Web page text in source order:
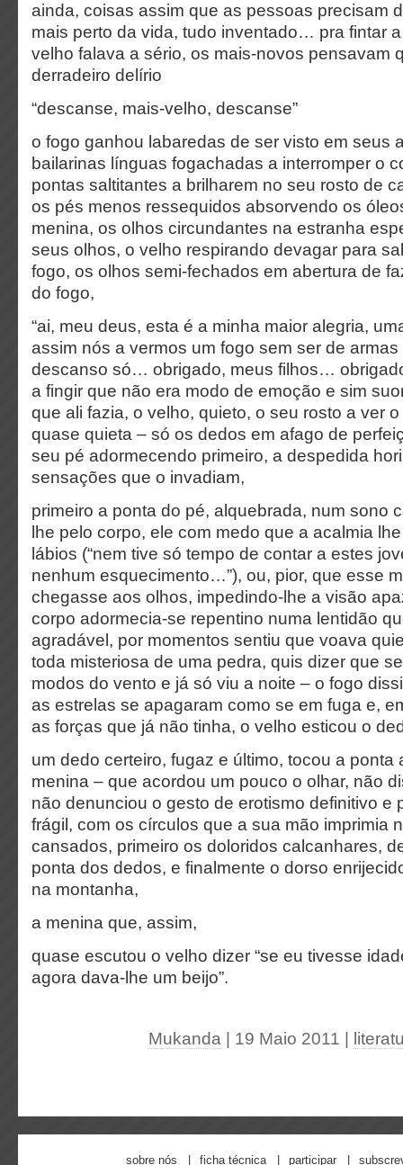
ainda, coisas assim que as pessoas precisam
mais perto da vida, tudo inventado… pra fintar a
velho falava a sério, os mais-novos pensavam
derradeiro delírio
“descanse, mais-velho, descanse”
o fogo ganhou labaredas de ser visto em seus
bailarinas línguas fogachadas a interromper o
pontas saltitantes a brilharem no seu rosto de
os pés menos ressequidos absorvendo os
menina, os olhos circundantes na estranha
seus olhos, o velho respirando devagar para
fogo, os olhos semi-fechados em abertura de
do fogo,
“ai, meu deus, esta é a minha maior alegria,
assim nós a vermos um fogo sem ser de
descanso só… obrigado, meus filhos…
a fingir que não era modo de emoção e sim
que ali fazia, o velho, quieto, o seu rosto a ver
quase quieta – só os dedos em afago de
seu pé adormecendo primeiro, a despedida
sensações que o invadiam,
primeiro a ponta do pé, alquebrada, num sono
lhe pelo corpo, ele com medo que a acalmia
lábios (“nem tive só tempo de contar a estes
nenhum esquecimento…”), ou, pior, que esse
chegasse aos olhos, impedindo-lhe a visão
corpo adormecia-se repentino numa lentidão
agradável, por momentos sentiu que voava
toda misteriosa de uma pedra, quis dizer que
modos do vento e já só viu a noite – o fogo
as estrelas se apagaram como se em fuga e,
as forças que já não tinha, o velho esticou o
um dedo certeiro, fugaz e último, tocou a ponta
menina – que acordou um pouco o olhar, não
não denunciou o gesto de erotismo definitivo e
frágil, com os círculos que a sua mão imprimia
cansados, primeiro os doloridos calcanhares,
ponta dos dedos, e finalmente o dorso
na montanha,
a menina que, assim,
quase escutou o velho dizer “se eu tivesse
agora dava-lhe um beijo”.
Mukanda | 19 Maio 2011
sobre nós ficha técnica participar